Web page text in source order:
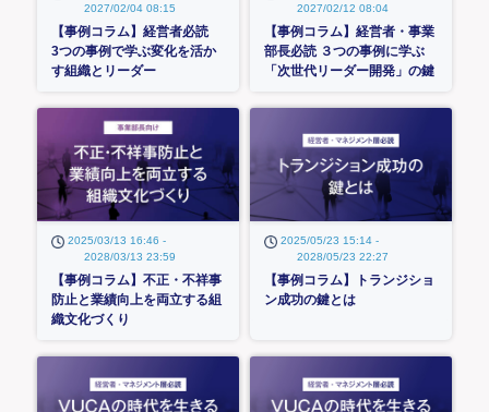
2027/02/04 08:15
【事例コラム】経営者必読
3つの事例で学ぶ変化を活か
す組織とリーダー
2027/02/12 08:04
【事例コラム】経営者・事業
部長必読 ３つの事例に学ぶ
「次世代リーダー開発」の鍵
2025/03/13 16:46 -
2028/03/13 23:59
【事例コラム】不正・不祥事
防止と業績向上を両立する組
織文化づくり
2025/05/23 15:14 -
2028/05/23 22:27
【事例コラム】トランジショ
ン成功の鍵とは